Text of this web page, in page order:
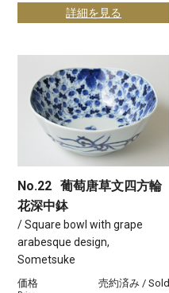
詳細を見る
No.22 葡萄唐草文四方輪
花深中鉢
/ Square bowl with grape
arabesque design,
Sometsuke
価格 売約済み / Sold